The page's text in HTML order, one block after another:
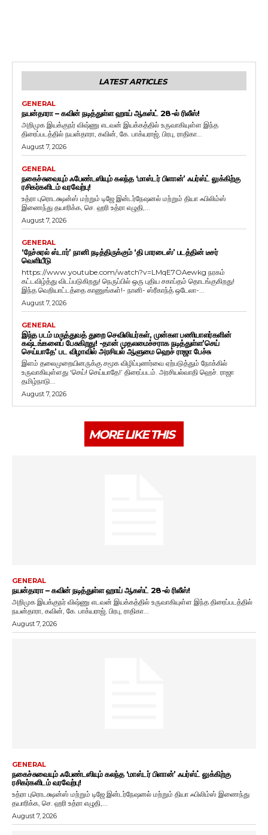
LATEST ARTICLES
GENERAL
நயன்தாரா – கவின் நடித்துள்ள ஹாய் ஆகஸ்ட் 28-ல் ரிலீஸ்!
அறிமுக இயக்குநர் விஷ்ணு எடவன் இயக்கத்தில் உருவாகியுள்ள இந்த
திரைப்படத்தில் நயன்தாரா, கவின், கே. பாக்யராஜ், பிரபு, ராதிகா...
August 7, 2026
GENERAL
நகைச்சுவையும் ஃபேண்டஸியும் கலந்த ‘மாஸ்டர் பிளான்’ ஃபர்ஸ்ட் லுக்கிற்கு
ரசிகர்களிடம் வரவேற்பு!
உத்ரா புரொடக்ஷன்ஸ் மற்றும் டிஜே இன்டர்நேஷனல் மற்றும் தியா ஃபிலிம்ஸ்
இணைந்து தயாரிக்க, செ. ஹரி உத்ரா எழுதி,...
August 7, 2026
GENERAL
‘நேச்சுரல் ஸ்டார்’ நானி நடித்திருக்கும் ‘தி பாரடைஸ்’ படத்தின் டீசர்
வெளியீடு
https://www.youtube.com/watch?v=LMqE7OAewkg நரகம்
கட்டவிழ்த்து விடப்படுகிறது! நெருப்பில் ஒரு புதிய சகாப்தம் தொடங்குகிறது!
இந்த வெறியாட்டத்தை காணுங்கள்!- நானி- ஸ்ரீகாந்த் ஒடேலா-...
August 7, 2026
GENERAL
இந்த படம் மருத்துவத் துறை செவிலியர்கள், முன்கள பணியாளர்களின்
கஷ்டங்களைப் பேசுகிறது! -தான் முதலமைச்சராக நடித்துள்ள’செய்
செய்யாதே’ பட விழாவில் அரசியல் ஆளுமை ஹெச் ராஜா பேச்சு
இளம் தலைமுறையினருக்கு சமூக விழிப்புணர்வை ஏற்படுத்தும் நோக்கில்
உருவாகியுள்ளது ‘செய்! செய்யாதே!’ திரைப்படம். அரசியல்வாதி ஹெச். ராஜா
தமிழ்நாடு...
August 7, 2026
MORE LIKE THIS
GENERAL
நயன்தாரா – கவின் நடித்துள்ள ஹாய் ஆகஸ்ட் 28-ல் ரிலீஸ்!
அறிமுக இயக்குநர் விஷ்ணு எடவன் இயக்கத்தில் உருவாகியுள்ள இந்த திரைப்படத்தில்
நயன்தாரா, கவின், கே. பாக்யராஜ், பிரபு, ராதிகா...
August 7, 2026
GENERAL
நகைச்சுவையும் ஃபேண்டஸியும் கலந்த ‘மாஸ்டர் பிளான்’ ஃபர்ஸ்ட் லுக்கிற்கு
ரசிகர்களிடம் வரவேற்பு!
உத்ரா புரொடக்ஷன்ஸ் மற்றும் டிஜே இன்டர்நேஷனல் மற்றும் தியா ஃபிலிம்ஸ் இணைந்து
தயாரிக்க, செ. ஹரி உத்ரா எழுதி,...
August 7, 2026